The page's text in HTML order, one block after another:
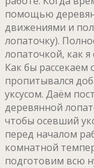
помощью
движениями и
лопаточку).
лопаточкой, как
Как бы рассекаем
пропитывался
уксусом. Даём
деревянной
чтобы осевший
перед началом
комнатной
подготовим всю